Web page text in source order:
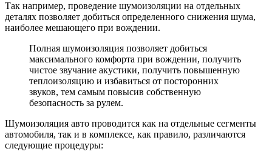
Так например, проведение шумоизоляции на отдельных
деталях позволяет добиться определенного снижения шума,
наиболее мешающего при вождении.
Полная шумоизоляция позволяет добиться
максимального комфорта при вождении, получить
чистое звучание акустики, получить повышенную
теплоизоляцию и избавиться от посторонних
звуков, тем самым повысив собственную
безопасность за рулем.
Шумоизоляция авто проводится как на отдельные сегменты
автомобиля, так и в комплексе, как правило, различаются
следующие процедуры: